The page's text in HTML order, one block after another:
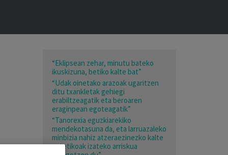
“Eklipsean zehar, minutu bateko
ikuskizuna, betiko kalte bat”
“Udak oinetako arazoak ugaritzen
ditu txankletak gehiegi
erabiltzeagatik eta beroaren
eraginpean egoteagatik”
“Tanorexia eguzkiarekiko
mendekotasuna da, eta larruazaleko
minbizia nahiz atzeraezinezko kalte
estetikoak izateko arriskua